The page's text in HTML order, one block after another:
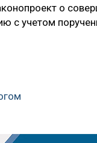
о
с учетом